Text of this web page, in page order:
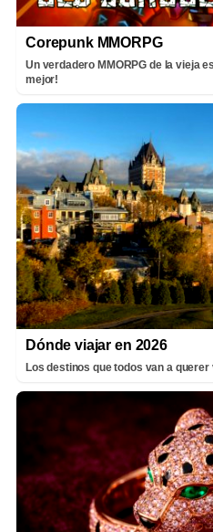
Corepunk MMORPG
Un verdadero MMORPG de la vieja
mejor!
Dónde viajar en 2026
Los destinos que todos van a